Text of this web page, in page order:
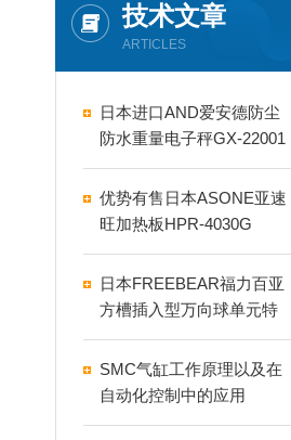
技术文章
ARTICLES
日本进口AND爱安德防尘
防水重量电子秤GX-22001
L
优势有售日本ASONE亚速
旺加热板HPR-4030G
日本FREEBEAR福力百亚
方槽插入型万向球单元特
点
SMC气缸工作原理以及在
自动化控制中的应用